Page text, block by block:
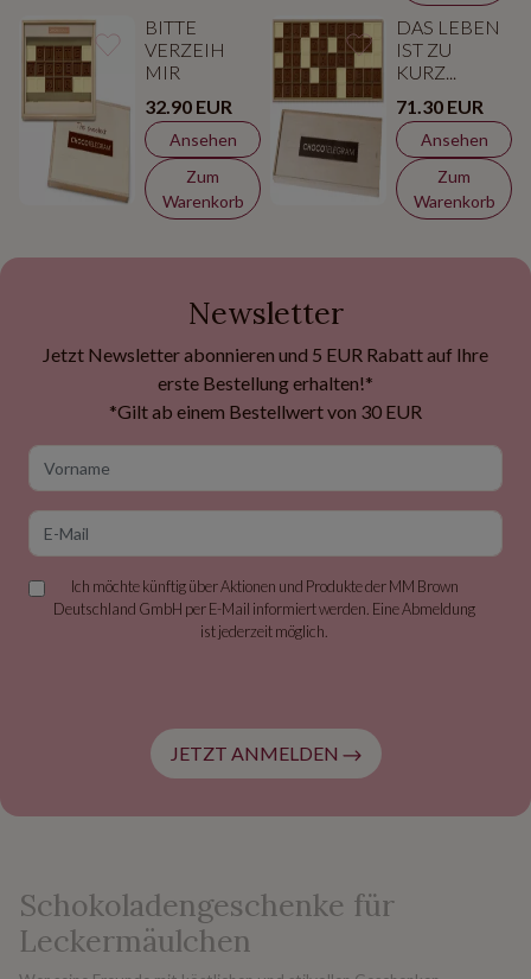
BITTE
VERZEIH
MIR
32.90 EUR
Ansehen
Zum
Warenkorb
DAS LEBEN
IST ZU
KURZ...
71.30 EUR
Ansehen
Zum
Warenkorb
Newsletter
Jetzt Newsletter abonnieren und 5 EUR Rabatt auf Ihre
erste Bestellung erhalten!*
*Gilt ab einem Bestellwert von 30 EUR
Ich möchte künftig über Aktionen und Produkte der MM Brown
Deutschland GmbH per E-Mail informiert werden. Eine Abmeldung
ist jederzeit möglich.
JETZT ANMELDEN
Schokoladengeschenke für
Leckermäulchen